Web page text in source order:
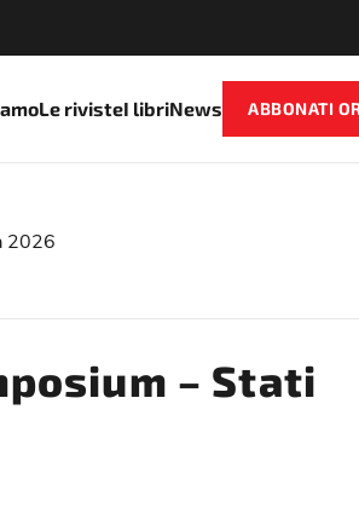
Le rivisteI libriNews ABBONATI
2026
– Stati